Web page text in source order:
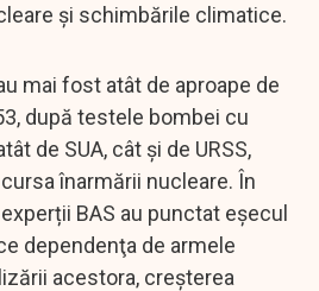
și schimbările climatice.
mai fost atât de aproape de
după testele bombei cu
de SUA, cât şi de URSS,
înarmării nucleare. În
BAS au punctat eșecul
dependenţa de armele
acestora, creşterea